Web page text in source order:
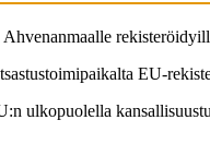
EU-
ulkopuolella